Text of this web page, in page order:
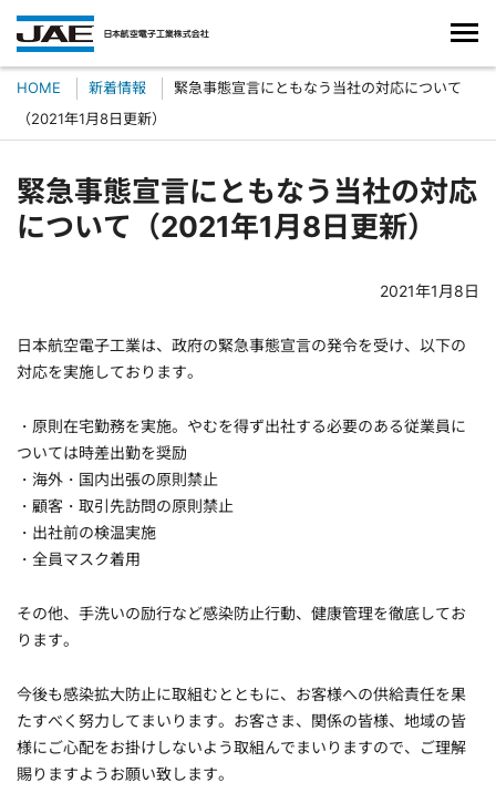
HOME 新着情報
緊急事態宣言にともなう当社の対応について
（2021年1月8日更新）
緊急事態宣言にともなう当社の対応
について（2021年1月8日更新）
2021年1月8日
日本航空電子工業は、政府の緊急事態宣言の発令を受け、以下の
対応を実施しております。
・原則在宅勤務を実施。やむを得ず出社する必要のある従業員に
ついては時差出勤を奨励
・海外・国内出張の原則禁止
・顧客・取引先訪問の原則禁止
・出社前の検温実施
・全員マスク着用
その他、手洗いの励行など感染防止行動、健康管理を徹底してお
ります。
今後も感染拡大防止に取組むとともに、お客様への供給責任を果
たすべく努力してまいります。お客さま、関係の皆様、地域の皆
様にご心配をお掛けしないよう取組んでまいりますので、ご理解
賜りますようお願い致します。